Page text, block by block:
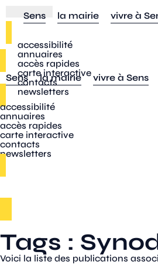
Sens la mairie vivre à Sens
accessibilité
annuaires
accès rapides
carte interactive
contacts
newsletters
Sens la mairie vivre à
accessibilité
annuaires
accès rapides
carte interactive
contacts
newsletters
Tags :
Voici la liste des publications